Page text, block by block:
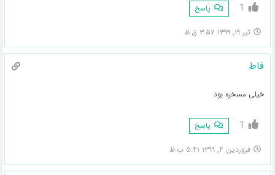
1 پاسخ
تیر ۱۹, ۱۳۹۹ ۳:۵۷ ق.ظ
فاط
خیلی مسخره بود
1 پاسخ
فروردین ۴, ۱۳۹۹ ۵:۴۱ ب.ظ